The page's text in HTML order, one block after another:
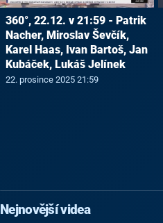
360°, 22.12. v 21:59 - Patrik
Nacher, Miroslav Ševčík,
Karel Haas, Ivan Bartoš, Jan
Kubáček, Lukáš Jelínek
22. prosince 2025 21:59
Nejnovější videa